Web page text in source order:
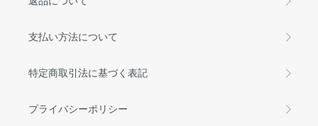
支払い方法について
特定商取引法に基づく表記
プライバシーポリシー